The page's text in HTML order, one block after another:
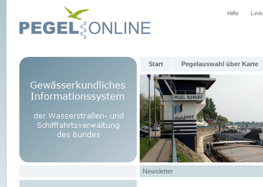
Hilfe
Start Pegelauswahl über Karte
Newsletter